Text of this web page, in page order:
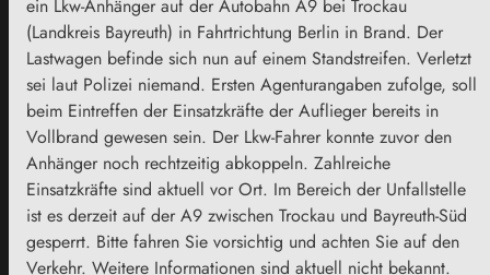
ein Lkw-Anhänger auf der Autobahn A9 bei Trockau
(Landkreis Bayreuth) in Fahrtrichtung Berlin in Brand. Der
Lastwagen befinde sich nun auf einem Standstreifen. Verletzt
sei laut Polizei niemand. Ersten Agenturangaben zufolge, soll
beim Eintreffen der Einsatzkräfte der Auflieger bereits in
Vollbrand gewesen sein. Der Lkw-Fahrer konnte zuvor den
Anhänger noch rechtzeitig abkoppeln. Zahlreiche
Einsatzkräfte sind aktuell vor Ort. Im Bereich der Unfallstelle
ist es derzeit auf der A9 zwischen Trockau und Bayreuth-Süd
gesperrt. Bitte fahren Sie vorsichtig und achten Sie auf den
Verkehr. Weitere Informationen sind aktuell nicht bekannt.